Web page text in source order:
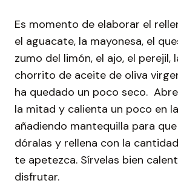
Es momento de elaborar el
el aguacate, la mayonesa, el
zumo del limón, el ajo, el perejil,
chorrito de aceite de oliva
ha quedado un poco seco.
la mitad y calienta un poco en
añadiendo mantequilla para
dóralas y rellena con la
te apetezca. Sírvelas bien
disfrutar.